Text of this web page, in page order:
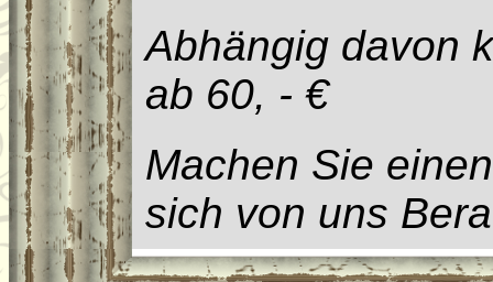
Abhängig davon
ab 60, - €
Machen Sie
sich von uns